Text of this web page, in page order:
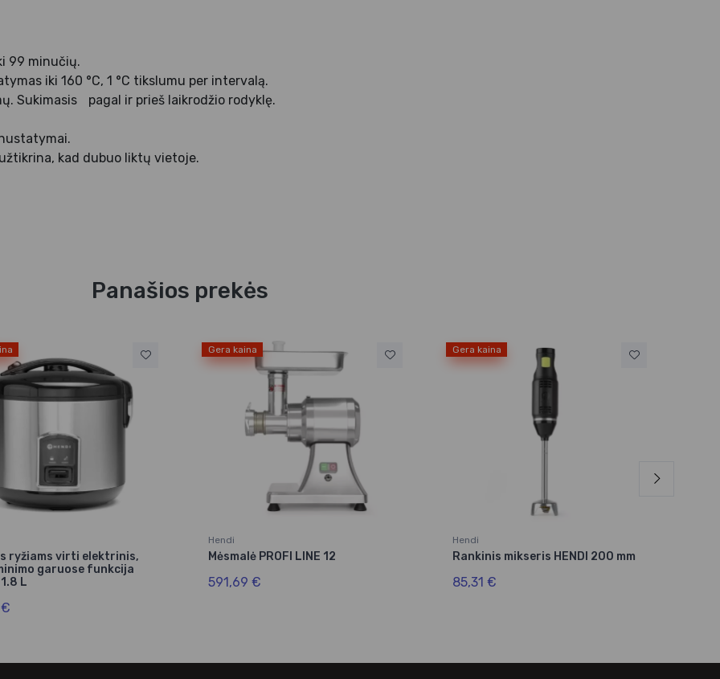
99 minučių.
iki 160 °C, 1 °C tikslumu per intervalą.
Sukimasis pagal ir prieš laikrodžio rodyklę.
kad dubuo liktų vietoje.
Panašios prekės
ryžiams virti elektrinis,
garuose funkcija
1.8 L
Gera kaina
Hendi
Mėsmalė PROFI LINE 12
591,69 €
Gera kaina
Hendi
Rankinis mikseris HENDI 200 mm
85,31 €